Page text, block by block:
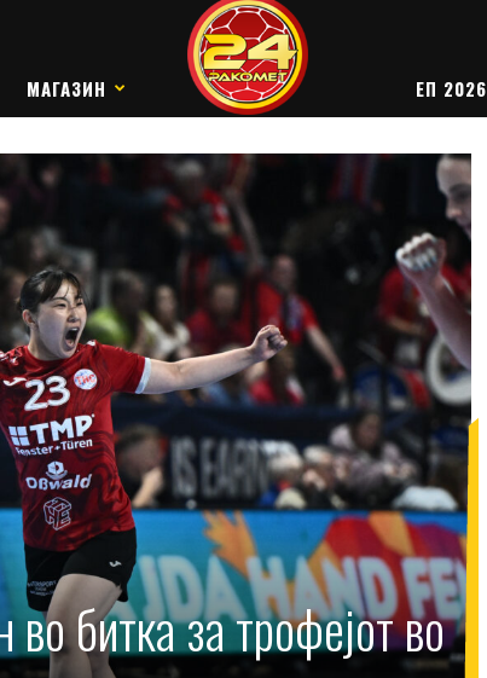
МАГАЗИН ЕП 2026
битка за трофејот во